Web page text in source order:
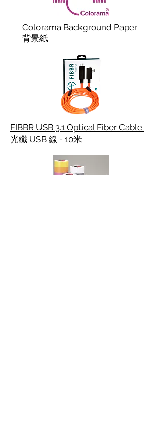
Colorama Background Paper
背景紙
FIBBR USB 3.1 Optical Fiber Cable
光纖 USB 線 - 10米